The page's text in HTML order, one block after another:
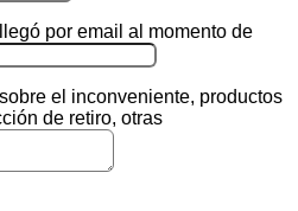
por email al momento de
el inconveniente, productos
de retiro, otras